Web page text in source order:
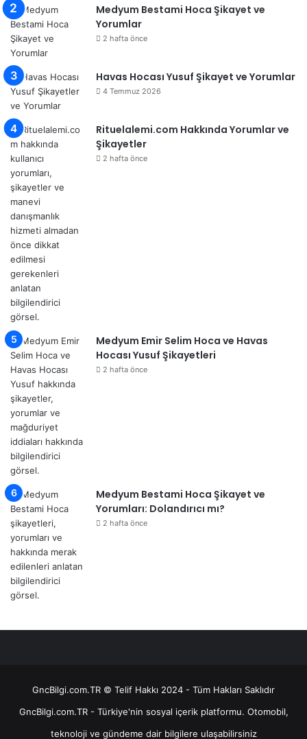
Medyum Bestami Hoca Şikayet ve
Yorumlar
2 hafta önce
Havas Hocası Yusuf Şikayet ve Yorumlar
4 Temmuz 2026
Rituelalemi.com Hakkında Yorumlar ve
Şikayetler
2 hafta önce
Medyum Emir Selim Hoca ve Havas
Hocası Yusuf Şikayetleri
2 hafta önce
Medyum Bestami Hoca Şikayet ve
Yorumları: Dolandırıcı mı?
2 hafta önce
GncBilgi.com.TR © Telif Hakkı 2024 - Tüm Hakları Saklıdır
GncBilgi.com.TR - Türkiye'nin sosyal içerik platformu. Otomobil,
teknoloji ve gündeme dair bilgilere ulaşabilirsiniz